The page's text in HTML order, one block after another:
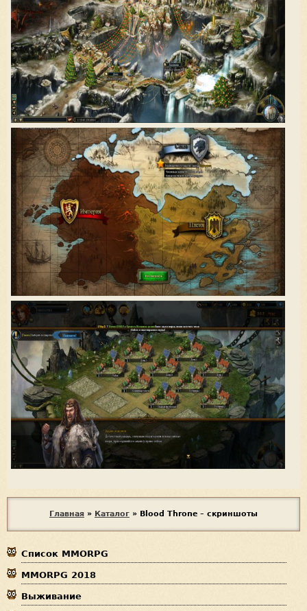
ы
з
д
е
Главная » Каталог » Blood Throne – скриншоты
Список MMORPG
MMORPG 2018
Выживание